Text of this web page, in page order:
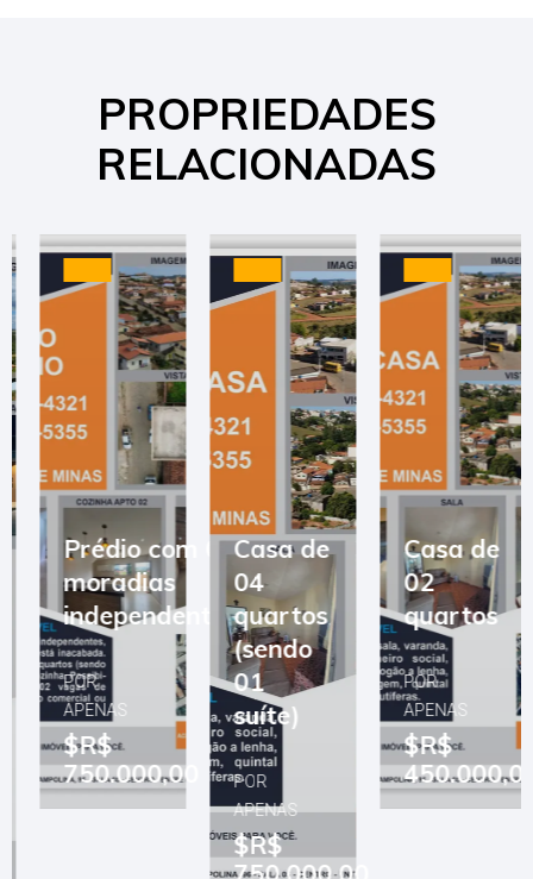
PROPRIEDADES
RELACIONADAS
Prédio com 03
moradias
independentes
POR
APENAS
$R$
750.000,00
Casa de
04
quartos
(sendo
01
suíte)
POR
APENAS
$R$
750.000,00
Casa de
02
quartos
POR
APENAS
$R$
450.000,00